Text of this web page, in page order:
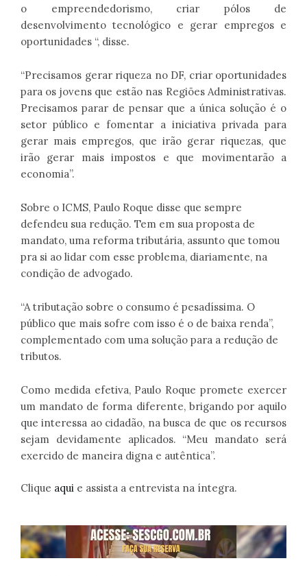
o empreendedorismo, criar pólos de
desenvolvimento tecnológico e gerar empregos e
oportunidades “, disse.
“Precisamos gerar riqueza no DF, criar oportunidades
para os jovens que estão nas Regiões Administrativas.
Precisamos parar de pensar que a única solução é o
setor público e fomentar a iniciativa privada para
gerar mais empregos, que irão gerar riquezas, que
irão gerar mais impostos e que movimentarão a
economia”.
Sobre o ICMS, Paulo Roque disse que sempre
defendeu sua redução. Tem em sua proposta de
mandato, uma reforma tributária, assunto que tomou
pra si ao lidar com esse problema, diariamente, na
condição de advogado.
“A tributação sobre o consumo é pesadíssima. O
público que mais sofre com isso é o de baixa renda”,
complementado com uma solução para a redução de
tributos.
Como medida efetiva, Paulo Roque promete exercer
um mandato de forma diferente, brigando por aquilo
que interessa ao cidadão, na busca de que os recursos
sejam devidamente aplicados. “Meu mandato será
exercido de maneira digna e autêntica”.
Clique aqui e assista a entrevista na íntegra.